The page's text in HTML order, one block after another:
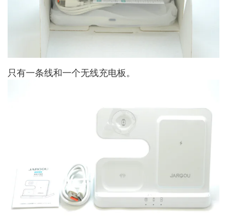
只有一条线和一个无线充电板。